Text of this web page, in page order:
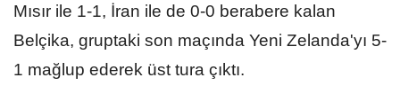
Mısır ile 1-1, İran ile de 0-0 berabere kalan
Belçika, gruptaki son maçında Yeni Zelanda'yı 5-
1 mağlup ederek üst tura çıktı.